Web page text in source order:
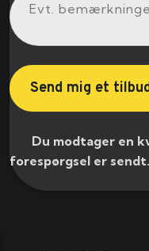
Du modtager en
forespørgsel er sendt.​